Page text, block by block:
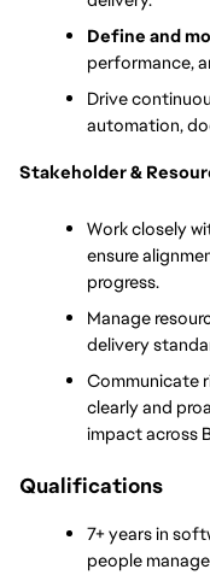
Define and
performance,
Drive
automation,
Stakeholder &
Work closely
ensure
progress.
Manage
delivery
Communicate
clearly and
impact across
Qualifications
7+ years in
people